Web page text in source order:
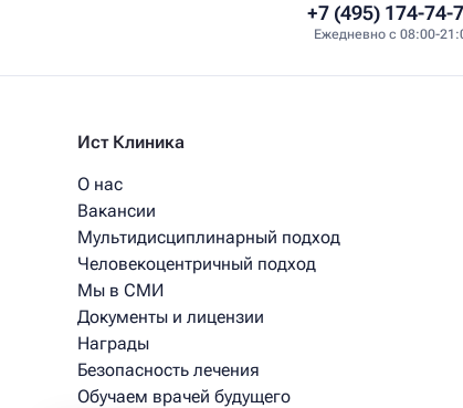
+7 (495) 174-74-
Ежедневно с 08:00-
Ист Клиника
О нас
Вакансии
Мультидисциплинарный подход
Человекоцентричный подход
Мы в СМИ
Документы и лицензии
Награды
Безопасность лечения
Обучаем врачей будущего